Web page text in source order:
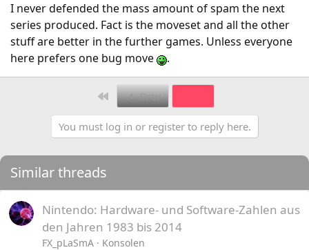
I never defended the mass amount of spam the next
series produced. Fact is the moveset and all the other
stuff are better in the further games. Unless everyone
here prefers one bug move
.
First Prev
You must log in or register to reply here.
Similar threads
Nintendo: Hardware- und Software-Zahlen aus
den Jahren 1983 bis 2014
FX_pLaSmA
Konsolen